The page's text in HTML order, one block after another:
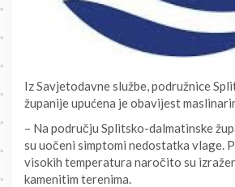
Iz Savjetodavne službe, podružnice
županije upućena je obavijest
– Na području Splitsko-dalmatinske
su uočeni simptomi nedostatka vlage.
visokih temperatura naročito su
kamenitim terenima.